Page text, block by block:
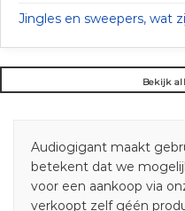
Jingles en sweepers, wat
Bekijk
Audiogigant maakt
betekent dat we
voor een aankoop via
verkoopt zelf géén